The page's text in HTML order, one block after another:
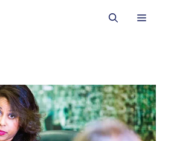
MENU